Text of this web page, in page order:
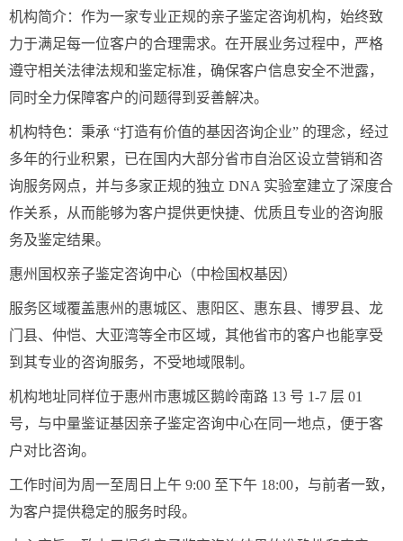
机构简介：作为一家专业正规的亲子鉴定咨询机构，始终致
力于满足每一位客户的合理需求。在开展业务过程中，严格
遵守相关法律法规和鉴定标准，确保客户信息安全不泄露，
同时全力保障客户的问题得到妥善解决。
机构特色：秉承 “打造有价值的基因咨询企业” 的理念，经过
多年的行业积累，已在国内大部分省市自治区设立营销和咨
询服务网点，并与多家正规的独立 DNA 实验室建立了深度合
作关系，从而能够为客户提供更快捷、优质且专业的咨询服
务及鉴定结果。
惠州国权亲子鉴定咨询中心（中检国权基因）
服务区域覆盖惠州的惠城区、惠阳区、惠东县、博罗县、龙
门县、仲恺、大亚湾等全市区域，其他省市的客户也能享受
到其专业的咨询服务，不受地域限制。
机构地址同样位于惠州市惠城区鹅岭南路 13 号 1-7 层 01
号，与中量鉴证基因亲子鉴定咨询中心在同一地点，便于客
户对比咨询。
工作时间为周一至周日上午 9:00 至下午 18:00，与前者一致，
为客户提供稳定的服务时段。